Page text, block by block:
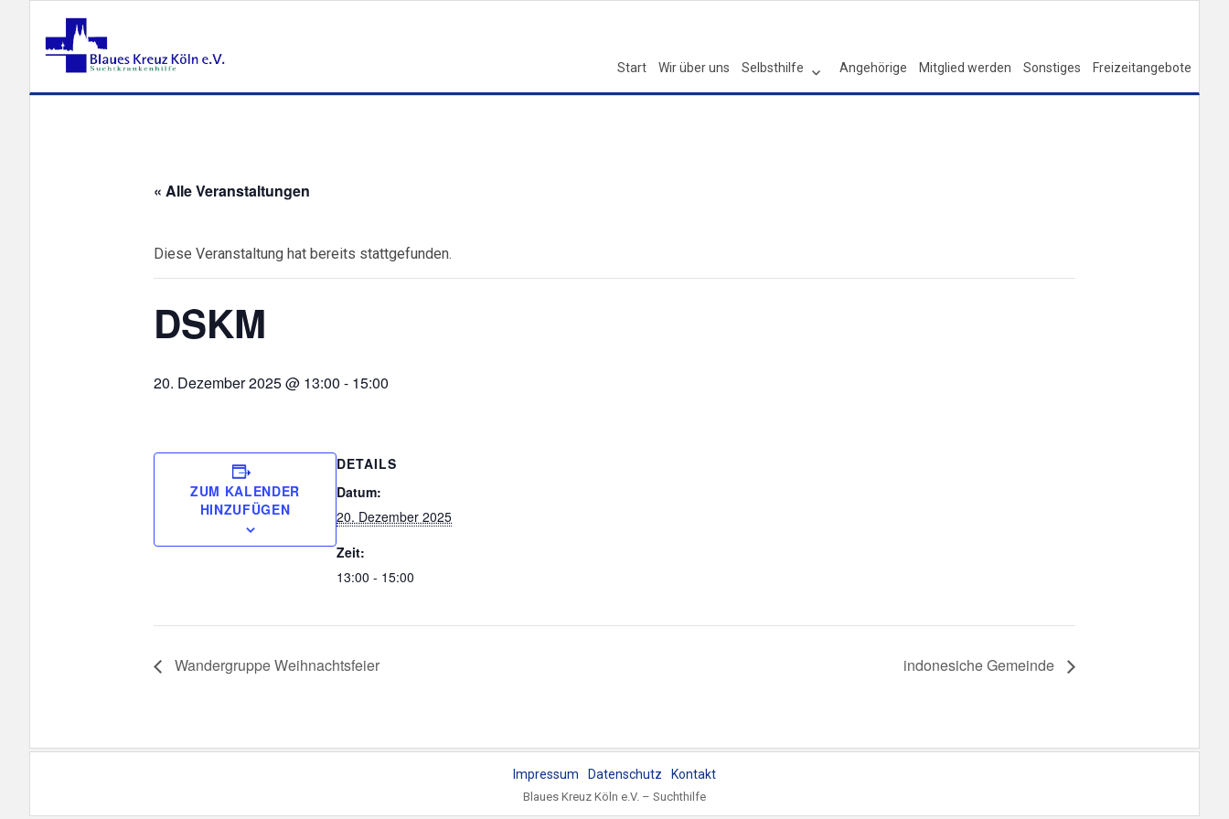
Start Wir über uns Selbsthilfe Angehörige Mitglied werden Sonstiges Freizeitangebote
« Alle Veranstaltungen
Diese Veranstaltung hat bereits stattgefunden.
DSKM
20. Dezember 2025 @ 13:00 - 15:00
ZUM KALENDER
HINZUFÜGEN
DETAILS
Datum:
20. Dezember 2025
Zeit:
13:00 - 15:00
Wandergruppe Weihnachtsfeier indonesiche Gemeinde
Impressum Datenschutz Kontakt
Blaues Kreuz Köln e.V. – Suchthilfe